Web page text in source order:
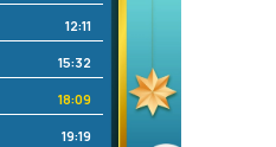
12:11
15:32
18:09
19:19